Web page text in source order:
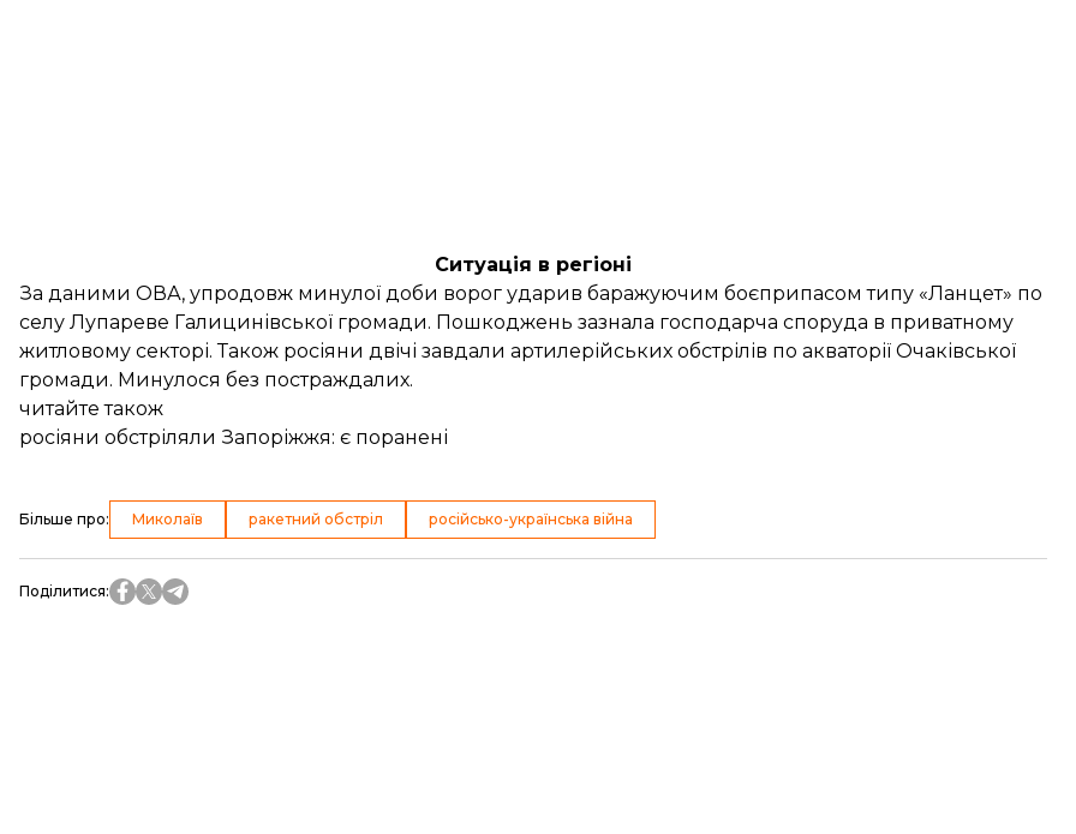
Ситуація в регіоні
За даними ОВА, упродовж минулої доби ворог ударив баражуючим боєприпасом типу «Ланцет» по
селу Лупареве Галицинівської громади. Пошкоджень зазнала господарча споруда в приватному
житловому секторі. Також росіяни двічі завдали артилерійських обстрілів по акваторії Очаківської
громади. Минулося без постраждалих.
читайте також
росіяни обстріляли Запоріжжя: є поранені
Більше про: Миколаїв ракетний обстріл російсько-українська війна
Поділитися: